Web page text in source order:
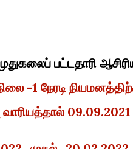
பட்டதாரி
-1 நேரடி